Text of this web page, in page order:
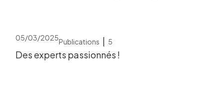
05/03/2025Publications | 5
Des experts passionnés !